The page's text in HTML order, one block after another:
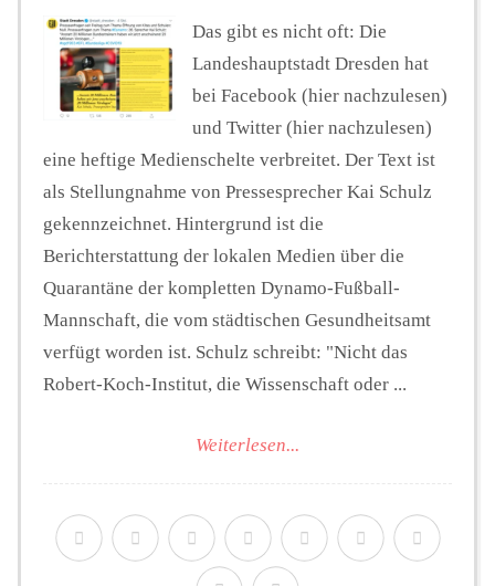
Seminare
Unterstützen
Das gibt es nicht oft: Die
Landeshauptstadt Dresden hat
bei Facebook (hier nachzulesen)
und Twitter (hier nachzulesen)
eine heftige Medienschelte verbreitet. Der Text ist
als Stellungnahme von Pressesprecher Kai Schulz
gekennzeichnet. Hintergrund ist die
Berichterstattung der lokalen Medien über die
Quarantäne der kompletten Dynamo-Fußball-
Mannschaft, die vom städtischen Gesundheitsamt
verfügt worden ist. Schulz schreibt: "Nicht das
Robert-Koch-Institut, die Wissenschaft oder ...
Weiterlesen...